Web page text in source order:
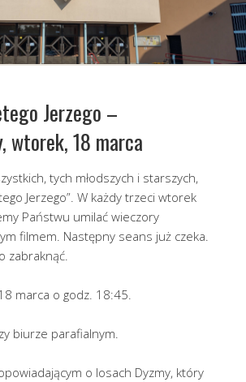
Jerzego –
wtorek, 18 marca
tych młodszych i starszych,
Jerzego”. W każdy trzeci wtorek
Państwu umilać wieczory
filmem. Następny seans już czeka.
zabraknąć.
marca o godz. 18:45.
biurze parafialnym.
o losach Dyzmy, który